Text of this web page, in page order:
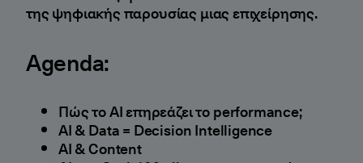
της ψηφιακής παρουσίας μιας επιχείρησης.
Agenda:
Πώς το AI επηρεάζει το performance;
AI & Data = Decision Intelligence
AI & Content